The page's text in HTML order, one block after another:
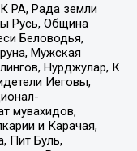
РА, Рада земли
Русь, Община
Беловодья,
Мужская
Нурджулар, К
Иеговы,
мувахидов,
и Карачая,
Пит Буль,